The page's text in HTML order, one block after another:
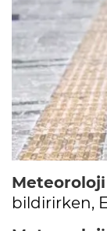
bildirirken,